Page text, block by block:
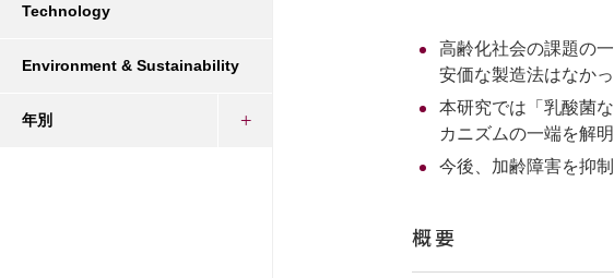
高齢化社会の課題の
安価な製造法はなかっ
本研究では「乳酸菌
カニズムの一端を解明
今後、加齢障害を抑
概要
Technology
Environment & Sustainability
年別